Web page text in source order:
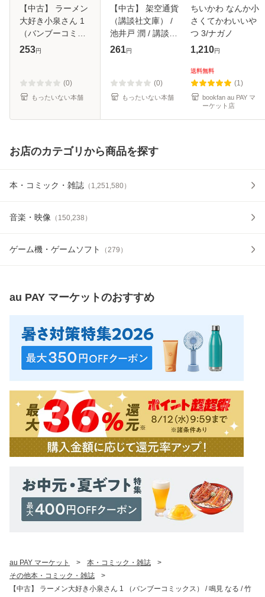
【中古】 ラーメン
大好き小泉さん 1
（バンブーコミッ
クス） / 鳴見 なる
料】
253円
(0)
もったいない本舗
【中古】 架空通貨
（講談社文庫） /
池井戸 潤 / 講談社
[文庫]【メール便送
261円
(0)
もったいない本舗
ちいかわ なんか小
さくてかわいいや
つ 3/ナガノ
1,210円
送料無料
(1)
bookfan au PAY マ
ーケット店
お店のカテゴリから商品を探す
本・コミック・雑誌 （ 1,251,580）
音楽・映像 （ 150,238 ）
ゲーム機・ゲームソフト （279 ）
au PAY マーケットのおすすめ
au PAY マーケット > 本・コミック・雑誌
>
その他本・コミック・雑誌
>
【中古】 ラーメン大好き小泉さん 1 （バンブーコミックス） / 鳴見 なる / 竹